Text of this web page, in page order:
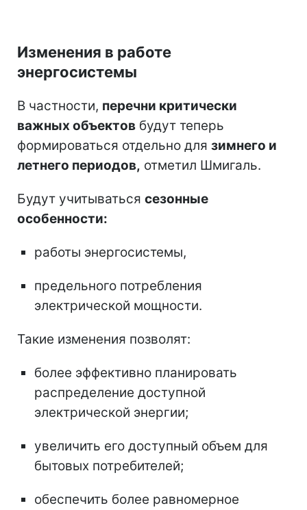
Изменения в работе
энергосистемы
В частности, перечни критически
важных объектов будут теперь
формироваться отдельно для зимнего и
летнего периодов, отметил Шмигаль.
Будут учитываться сезонные
особенности:
работы энергосистемы,
предельного потребления
электрической мощности.
Такие изменения позволят:
более эффективно планировать
распределение доступной
электрической энергии;
увеличить его доступный объем для
бытовых потребителей;
обеспечить более равномерное